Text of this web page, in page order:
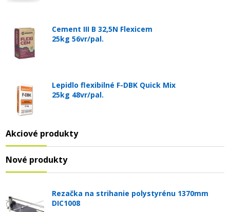
Cement III B 32,5N Flexicem
25kg 56vr/pal.
Lepidlo flexibilné F-DBK Quick Mix
25kg 48vr/pal.
Akciové produkty
Nové produkty
Rezačka na strihanie polystyrénu 1370mm
DIC1008